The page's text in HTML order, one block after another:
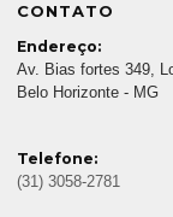
CONTATO
Endereço:
Av. Bias fortes 349,
Belo Horizonte - MG
Telefone:
(31) 3058-2781